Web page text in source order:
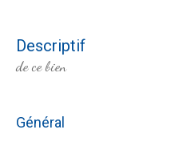
descriptif
de ce bien
Général